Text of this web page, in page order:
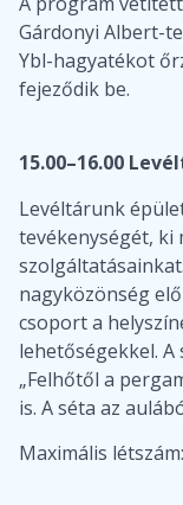
Gárdonyi Albert-
Ybl-hagyatékot
fejeződik be.
15.00–16.00
Levéltárunk
tevékenységét, ki
nagyközönség
csoport a
lehetőségekkel.
„Felhőtől a
is. A séta az
Maximális